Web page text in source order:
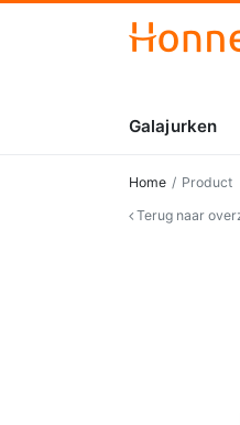
Galajurken
Home
Product
Terug naar